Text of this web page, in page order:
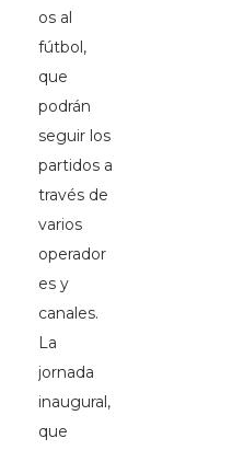
os al
fútbol,
que
podrán
seguir los
partidos a
través de
varios
operador
es y
canales.
La
jornada
inaugural,
que